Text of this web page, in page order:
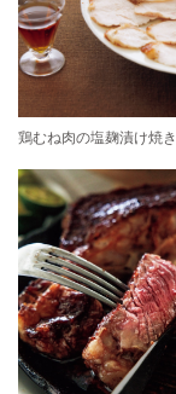
鶏むね肉の塩麹漬け焼き